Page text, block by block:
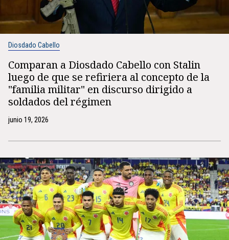
Diosdado Cabello
Comparan a Diosdado Cabello con Stalin
luego de que se refiriera al concepto de la
"familia militar" en discurso dirigido a
soldados del régimen
junio 19, 2026